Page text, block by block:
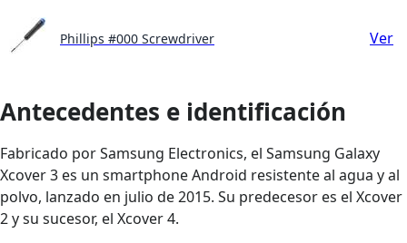
Phillips #000 Screwdriver Ver
Antecedentes e identificación
Fabricado por Samsung Electronics, el Samsung Galaxy
Xcover 3 es un smartphone Android resistente al agua y al
polvo, lanzado en julio de 2015. Su predecesor es el Xcover
2 y su sucesor, el Xcover 4.